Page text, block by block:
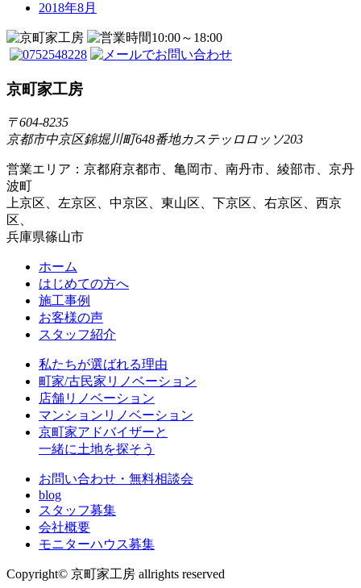
2018年8月
京町家工房
〒604-8235
京都市中京区錦堀川町648番地カステッロロッソ203
営業エリア：京都府京都市、亀岡市、南丹市、綾部市、京丹
波町
上京区、左京区、中京区、東山区、下京区、右京区、西京
区、
兵庫県篠山市
ホーム
はじめての方へ
施工事例
お客様の声
スタッフ紹介
私たちが選ばれる理由
町家/古民家リノベーション
店舗リノベーション
マンションリノベーション
京町家アドバイザーと
一緒に土地を探そう
お問い合わせ・無料相談会
blog
スタッフ募集
会社概要
モニターハウス募集
Copyright© 京町家工房 allrights reserved